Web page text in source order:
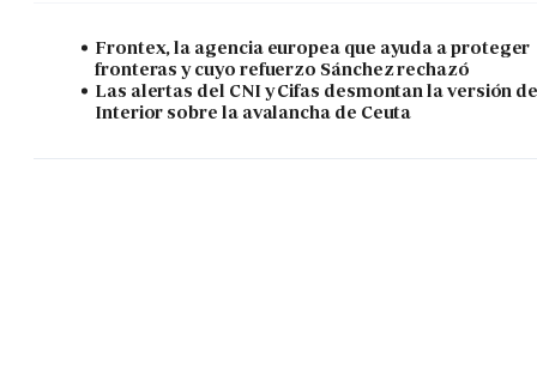
Frontex, la agencia europea que ayuda a proteger
fronteras y cuyo refuerzo Sánchez rechazó
Las alertas del CNI y Cifas desmontan la versión
Interior sobre la avalancha de Ceuta